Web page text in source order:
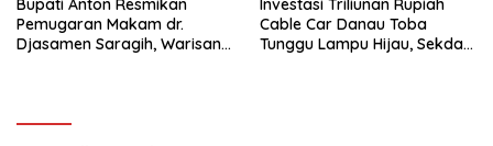
Bupati Anton Resmikan
Pemugaran Makam dr.
Djasamen Saragih, Warisan
Investasi Triliunan Rupiah
Cable Car Danau Toba
Tunggu Lampu Hijau, Sekda